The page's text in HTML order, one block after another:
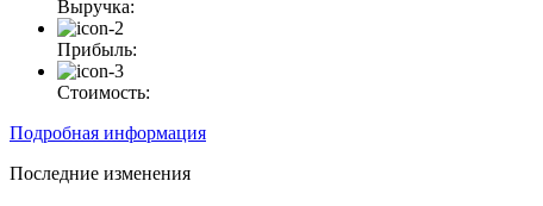
Выручка:
Прибыль:
Стоимость:
Подробная информация
Последние изменения